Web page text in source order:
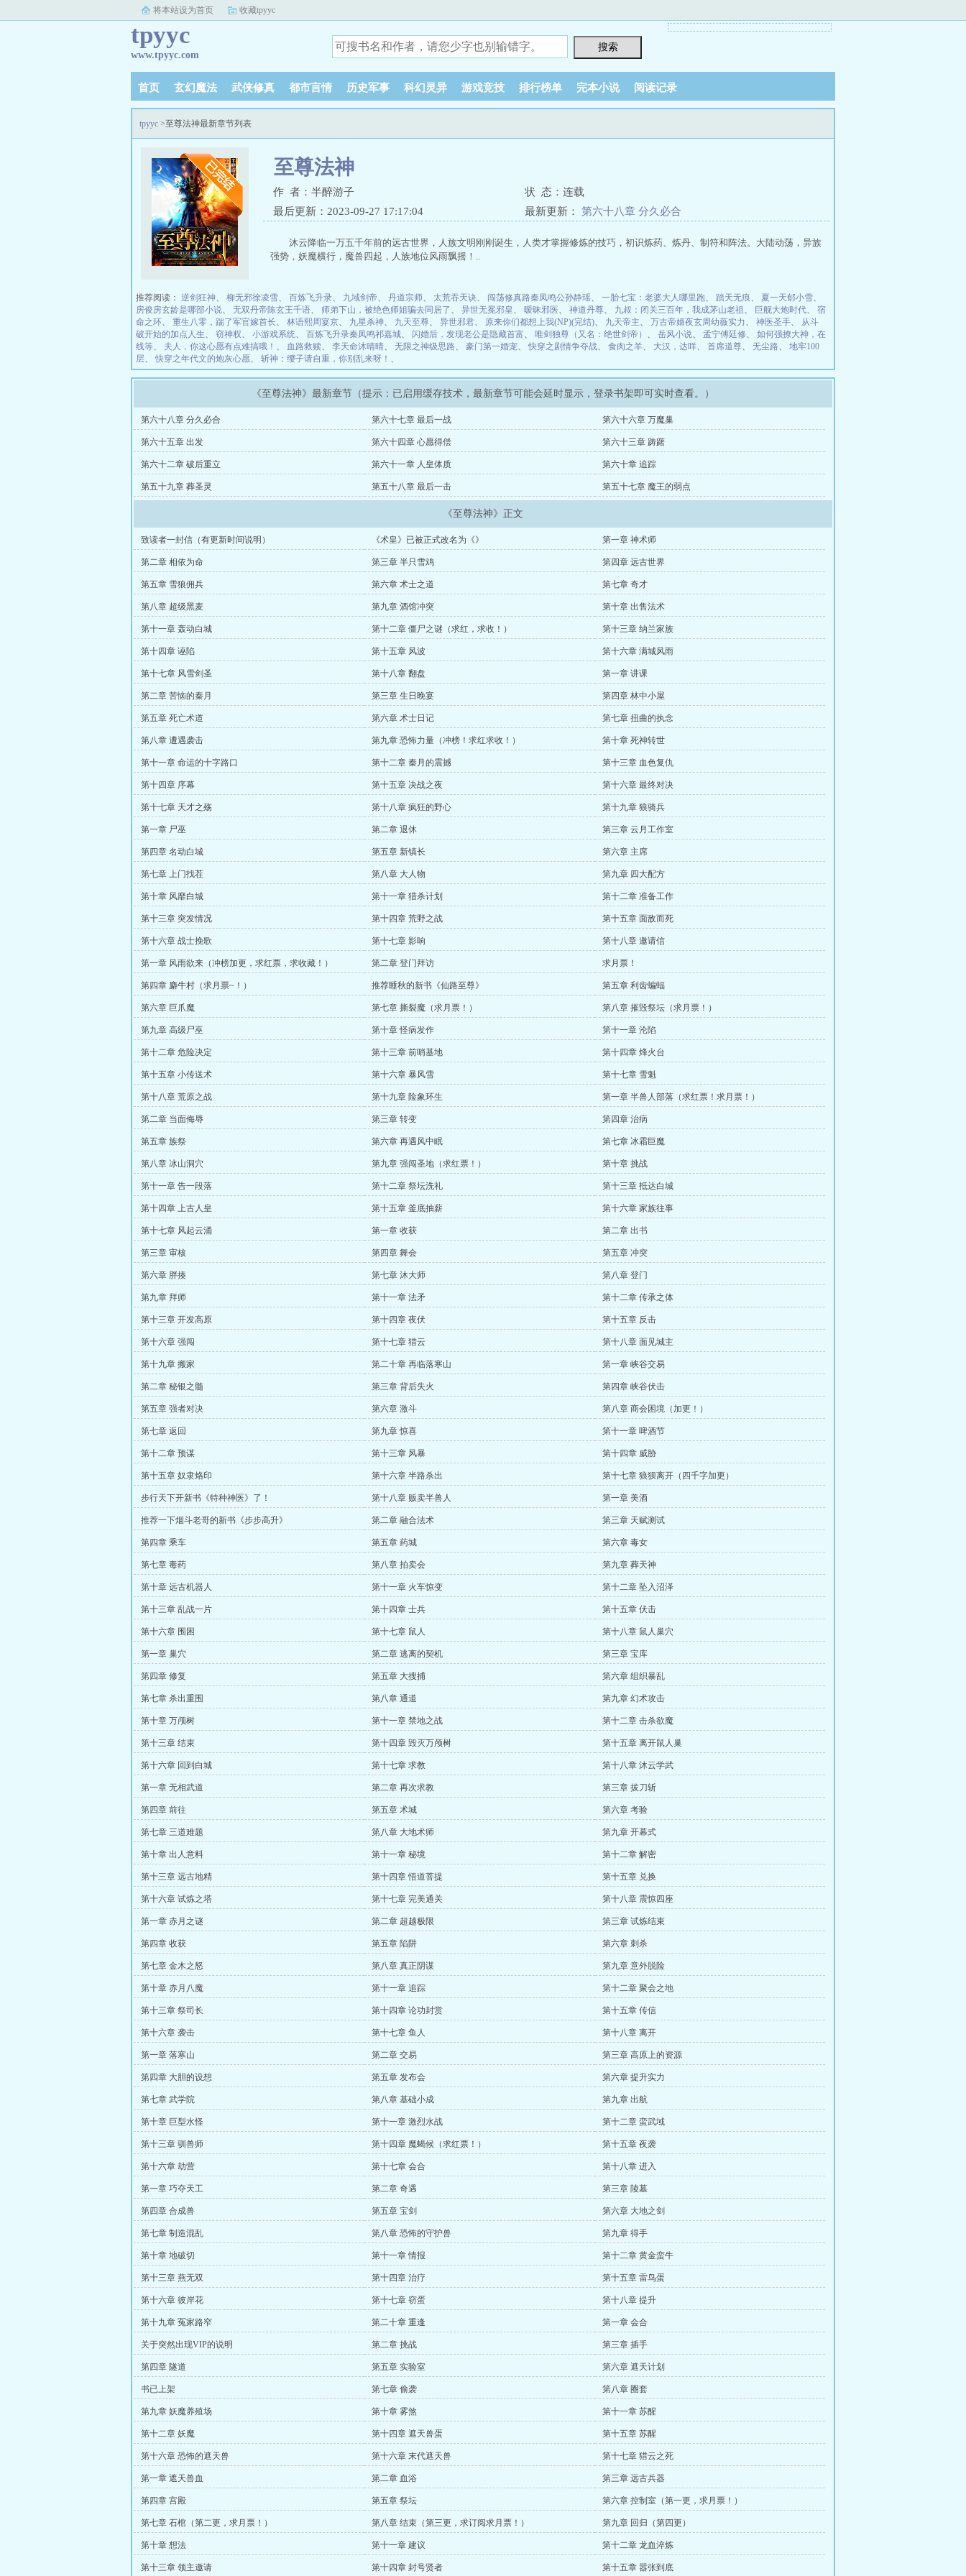
将本站设为首页 收藏tpyyc
tpyyc
www.tpyyc.com
首页 玄幻魔法 武侠修真 都市言情 历史军事 科幻灵异 游戏竞技 排行榜单 完本小说 阅读记录
tpyyc >至尊法神最新章节列表
至尊法神
作 者：半醉游子
状 态：连载
最后更新：2023-09-27 17:17:04
最新更新： 第六十八章 分久必合
沐云降临一万五千年前的远古世界，人族文明刚刚诞生，人类才掌握修炼的技巧，初识炼药、炼丹、制符和阵法。大陆动荡，异族
强势，妖魔横行，魔兽四起，人族地位风雨飘摇！..
推荐阅读： 逆剑狂神、 柳无邪徐凌雪、 百炼飞升录、 九域剑帝、 丹道宗师、 太荒吞天诀、 闯荡修真路秦凤鸣公孙静瑶、 一胎七宝：老婆大人哪里跑、 踏天无痕、 夏一天郁小雪、
房俊房玄龄是哪部小说、 无双丹帝陈玄王千语、 师弟下山，被绝色师姐骗去同居了 、 异世无冕邪皇、 暧昧邪医、 神道丹尊、 九叔：闭关三百年，我成茅山老祖 、 巨舰大炮时代、 宿
命之环、 重生八零，踹了军官嫁首长、 林语熙周宴京、 九星杀神、 九天至尊、 异世邪君、 原来你们都想上我(NP)(完结)、 九天帝主、 万古帝婿夜玄周幼薇实力 、 神医圣手、 从斗
破开始的加点人生、 窃神权、 小游戏系统、 百炼飞升录秦凤鸣祁嘉城、 闪婚后，发现老公是隐藏首富、 唯剑独尊（又名：绝世剑帝） 、 岳风小说、 孟宁傅廷修、 如何强撩大神，在
线等、 夫人，你这心愿有点难搞哦！ 、 血路救赎、 李天命沐晴晴、 无限之神级思路、 豪门第一婚宠、 快穿之剧情争夺战、 食肉之羊、 大汉，达咩、 首席道尊、 无尘路、 地牢100
层、 快穿之年代文的炮灰心愿、 斩神：缨子请自重，你别乱来呀！ 、
《至尊法神》最新章节（提示：已启用缓存技术，最新章节可能会延时显示，登录书架即可实时查看。）
第六十八章 分久必合 第六十七章 最后一战 第六十六章 万魔巢
第六十五章 出发 第六十四章 心愿得偿 第六十三章 踌躇
第六十二章 破后重立 第六十一章 人皇体质 第六十章 追踪
第五十九章 葬圣灵 第五十八章 最后一击 第五十七章 魔王的弱点
《至尊法神》正文
致读者一封信（有更新时间说明） 《术皇》已被正式改名为《》 第一章 神术师
第二章 相依为命 第三章 半只雪鸡 第四章 远古世界
第五章 雪狼佣兵 第六章 术士之道 第七章 奇才
第八章 超级黑麦 第九章 酒馆冲突 第十章 出售法术
第十一章 轰动白城 第十二章 僵尸之谜（求红，求收！） 第十三章 纳兰家族
第十四章 诬陷 第十五章 风波 第十六章 满城风雨
第十七章 风雪剑圣 第十八章 翻盘 第一章 讲课
第二章 苦恼的秦月 第三章 生日晚宴 第四章 林中小屋
第五章 死亡术道 第六章 术士日记 第七章 扭曲的执念
第八章 遭遇袭击 第九章 恐怖力量（冲榜！求红求收！） 第十章 死神转世
第十一章 命运的十字路口 第十二章 秦月的震撼 第十三章 血色复仇
第十四章 序幕 第十五章 决战之夜 第十六章 最终对决
第十七章 天才之殇 第十八章 疯狂的野心 第十九章 狼骑兵
第一章 尸巫 第二章 退休 第三章 云月工作室
第四章 名动白城 第五章 新镇长 第六章 主席
第七章 上门找茬 第八章 大人物 第九章 四大配方
第十章 风靡白城 第十一章 猎杀计划 第十二章 准备工作
第十三章 突发情况 第十四章 荒野之战 第十五章 面敌而死
第十六章 战士挽歌 第十七章 影响 第十八章 邀请信
第一章 风雨欲来（冲榜加更，求红票，求收藏！） 第二章 登门拜访 求月票！
第四章 麝牛村（求月票~！） 推荐睡秋的新书《仙路至尊》 第五章 利齿蝙蝠
第六章 巨爪魔 第七章 撕裂魔（求月票！） 第八章 摧毁祭坛（求月票！）
第九章 高级尸巫 第十章 怪病发作 第十一章 沦陷
第十二章 危险决定 第十三章 前哨基地 第十四章 烽火台
第十五章 小传送术 第十六章 暴风雪 第十七章 雪魁
第十八章 荒原之战 第十九章 险象环生 第一章 半兽人部落（求红票！求月票！）
第二章 当面侮辱 第三章 转变 第四章 治病
第五章 族祭 第六章 再遇风中眠 第七章 冰霜巨魔
第八章 冰山洞穴 第九章 强闯圣地（求红票！） 第十章 挑战
第十一章 告一段落 第十二章 祭坛洗礼 第十三章 抵达白城
第十四章 上古人皇 第十五章 釜底抽薪 第十六章 家族往事
第十七章 风起云涌 第一章 收获 第二章 出书
第三章 审核 第四章 舞会 第五章 冲突
第六章 胖揍 第七章 沐大师 第八章 登门
第九章 拜师 第十一章 法矛 第十二章 传承之体
第十三章 开发高原 第十四章 夜伏 第十五章 反击
第十六章 强闯 第十七章 猎云 第十八章 面见城主
第十九章 搬家 第二十章 再临落寒山 第一章 峡谷交易
第二章 秘银之髓 第三章 背后失火 第四章 峡谷伏击
第五章 强者对决 第六章 激斗 第八章 商会困境（加更！）
第七章 返回 第九章 惊喜 第十一章 啤酒节
第十二章 预谋 第十三章 风暴 第十四章 威胁
第十五章 奴隶烙印 第十六章 半路杀出 第十七章 狼狈离开（四千字加更）
步行天下开新书《特种神医》了！ 第十八章 贩卖半兽人 第一章 美酒
推荐一下烟斗老哥的新书《步步高升》 第二章 融合法术 第三章 天赋测试
第四章 乘车 第五章 药城 第六章 毒女
第七章 毒药 第八章 拍卖会 第九章 葬天神
第十章 远古机器人 第十一章 火车惊变 第十二章 坠入沼泽
第十三章 乱战一片 第十四章 士兵 第十五章 伏击
第十六章 围困 第十七章 鼠人 第十八章 鼠人巢穴
第一章 巢穴 第二章 逃离的契机 第三章 宝库
第四章 修复 第五章 大搜捕 第六章 组织暴乱
第七章 杀出重围 第八章 通道 第九章 幻术攻击
第十章 万颅树 第十一章 禁地之战 第十二章 击杀欲魔
第十三章 结束 第十四章 毁灭万颅树 第十五章 离开鼠人巢
第十六章 回到白城 第十七章 求教 第十八章 沐云学武
第一章 无相武道 第二章 再次求教 第三章 拔刀斩
第四章 前往 第五章 术城 第六章 考验
第七章 三道难题 第八章 大地术师 第九章 开幕式
第十章 出人意料 第十一章 秘境 第十二章 解密
第十三章 远古地精 第十四章 悟道菩提 第十五章 兑换
第十六章 试炼之塔 第十七章 完美通关 第十八章 震惊四座
第一章 赤月之谜 第二章 超越极限 第三章 试炼结束
第四章 收获 第五章 陷阱 第六章 刺杀
第七章 金木之怒 第八章 真正阴谋 第九章 意外脱险
第十章 赤月八魔 第十一章 追踪 第十二章 聚会之地
第十三章 祭司长 第十四章 论功封赏 第十五章 传信
第十六章 袭击 第十七章 鱼人 第十八章 离开
第一章 落寒山 第二章 交易 第三章 高原上的资源
第四章 大胆的设想 第五章 发布会 第六章 提升实力
第七章 武学院 第八章 基础小成 第九章 出航
第十章 巨型水怪 第十一章 激烈水战 第十二章 蛮武域
第十三章 驯兽师 第十四章 魔蝎候（求红票！） 第十五章 夜袭
第十六章 劫营 第十七章 会合 第十八章 进入
第一章 巧夺天工 第二章 奇遇 第三章 陵墓
第四章 合成兽 第五章 宝剑 第六章 大地之剑
第七章 制造混乱 第八章 恐怖的守护兽 第九章 得手
第十章 地破切 第十一章 情报 第十二章 黄金蛮牛
第十三章 燕无双 第十四章 治疗 第十五章 雷鸟蛋
第十六章 彼岸花 第十七章 窃蛋 第十八章 提升
第十九章 冤家路窄 第二十章 重逢 第一章 会合
关于突然出现VIP的说明 第二章 挑战 第三章 插手
第四章 隧道 第五章 实验室 第六章 遮天计划
书已上架 第七章 偷袭 第八章 圈套
第九章 妖魔养殖场 第十章 雾煞 第十一章 苏醒
第十二章 妖魔 第十四章 遮天兽蛋 第十五章 苏醒
第十六章 恐怖的遮天兽 第十六章 末代遮天兽 第十七章 猎云之死
第一章 遮天兽血 第二章 血浴 第三章 远古兵器
第四章 宫殿 第五章 祭坛 第六章 控制室（第一更，求月票！）
第七章 石棺（第二更，求月票！） 第八章 结束（第三更，求订阅求月票！） 第九章 回归（第四更）
第十章 想法 第十一章 建议 第十二章 龙血淬炼
第十三章 领主邀请 第十四章 封号贤者 第十五章 嚣张到底